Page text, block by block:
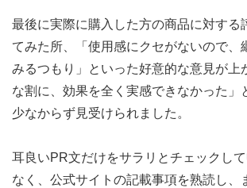
最後に実際に購入した方の商品に対する
てみた所、「使用感にクセがないので、
みるつもり」といった好意的な意見が上
な割に、効果を全く実感できなかった」
少なからず見受けられました。
耳良いPR文だけをサラリとチェックし
なく、公式サイトの記載事項を熟読し、